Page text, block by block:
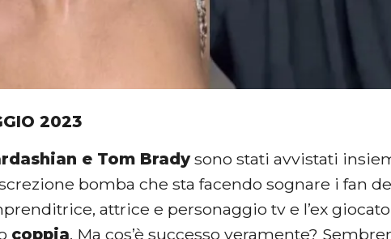
2023
e Tom Bradysono stati avvistati
bomba che sta facendo sognare i fan
attrice e personaggio tv e l’ex
coppia. Ma cos’è successo veramente?